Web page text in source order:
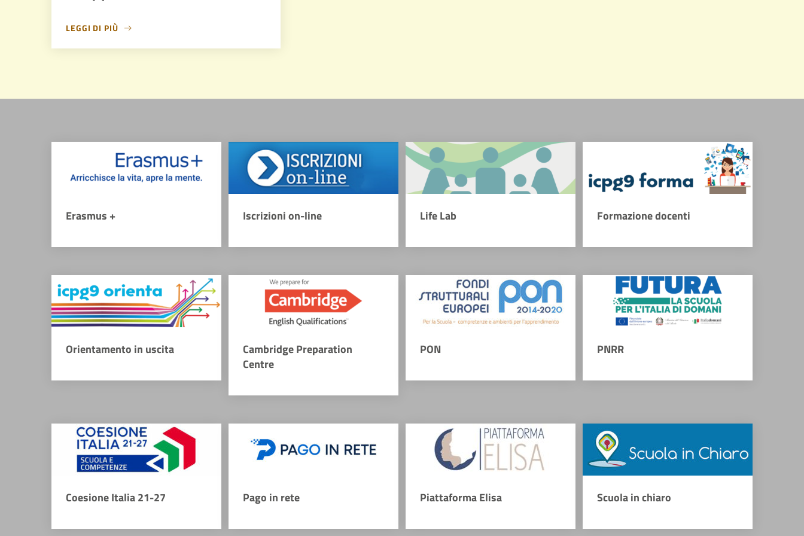
LEGGI DI PIÙ
Erasmus + Iscrizioni on-line Life Lab Formazione docenti
Orientamento in uscita
Cambridge Preparation
Centre
PON PNRR
Coesione Italia 21-27 Pago in rete Piattaforma Elisa Scuola in chiaro